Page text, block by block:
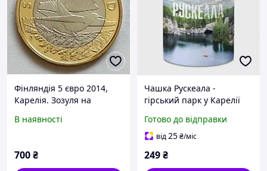
Фінляндія 5 євро 2014,
Карелія. Зозуля на
В наявності
700₴
Чашка Рускеала -
гірський парк у Карелії
вибір)
Готово до відправки
від25₴/міс
249₴